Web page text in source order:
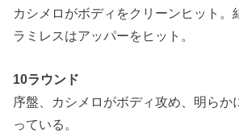
カシメロがボディをクリーンヒット。
ラミレスはアッパーをヒット。
10ラウンド
序盤、カシメロがボディ攻め、明らか
っている。